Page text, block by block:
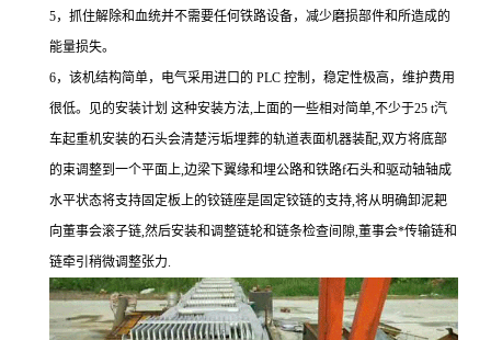
5，抓住解除和血统并不需要任何铁路设备，减少磨损部件和所造成的
能量损失。
6，该机结构简单，电气采用进口的 PLC 控制，稳定性极高，维护费用
很低。见的安装计划 这种安装方法,上面的一些相对简单,不少于25 t汽
车起重机安装的石头会清楚污垢埋葬的轨道表面机器装配,双方将底部
的束调整到一个平面上,边梁下翼缘和埋公路和铁路f石头和驱动轴轴成
水平状态将支持固定板上的铰链座是固定铰链的支持,将从明确卸泥耙
向董事会滚子链,然后安装和调整链轮和链条检查间隙,董事会*传输链和
链牵引稍微调整张力.